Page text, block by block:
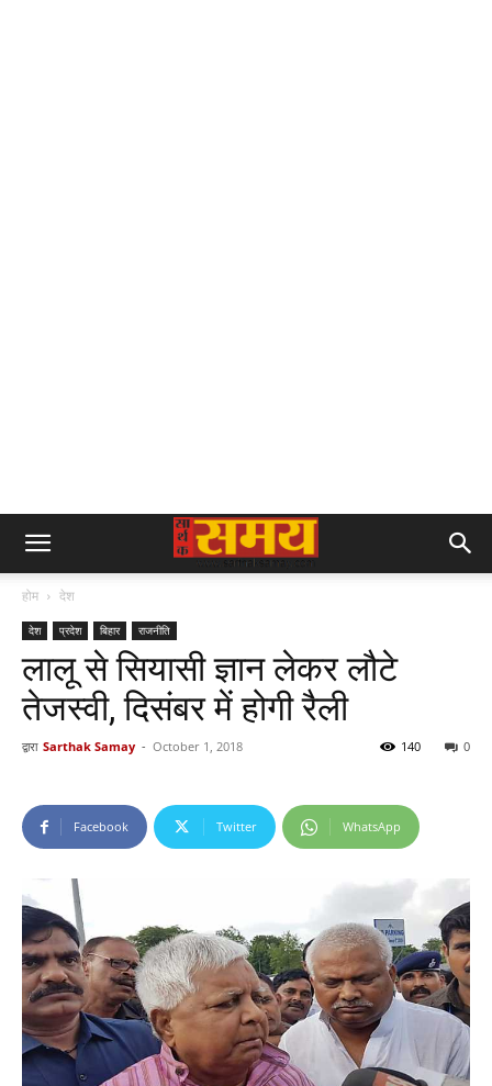
होम देश
देश प्रदेश बिहार राजनीति
लालू से सियासी ज्ञान लेकर लौटे
तेजस्वी, दिसंबर में होगी रैली
द्वारा Sarthak Samay - October 1, 2018 0
140
Facebook Twitter WhatsApp